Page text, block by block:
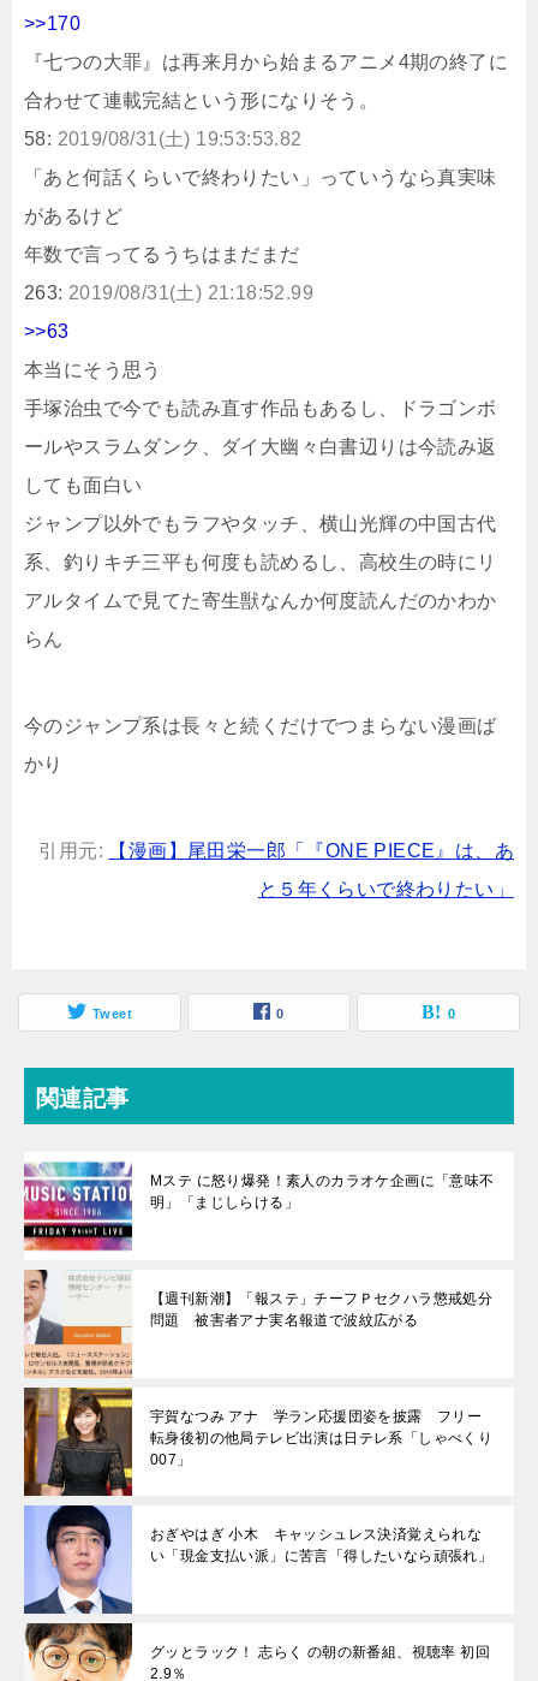
>>170
『七つの大罪』は再来月から始まるアニメ4期の終了に
合わせて連載完結という形になりそう。
58: 2019/08/31(土) 19:53:53.82
「あと何話くらいで終わりたい」っていうなら真実味
があるけど
年数で言ってるうちはまだまだ
263: 2019/08/31(土) 21:18:52.99
>>63
本当にそう思う
手塚治虫で今でも読み直す作品もあるし、ドラゴンボ
ールやスラムダンク、ダイ大幽々白書辺りは今読み返
しても面白い
ジャンプ以外でもラフやタッチ、横山光輝の中国古代
系、釣りキチ三平も何度も読めるし、高校生の時にリ
アルタイムで見てた寄生獣なんか何度読んだのかわか
らん
今のジャンプ系は長々と続くだけでつまらない漫画ば
かり
引用元:
【漫画】尾田栄一郎「『ONE PIECE』は、あ
と５年くらいで終わりたい」
Tweet 0 0
関連記事
Mステ に怒り爆発！素人のカラオケ企画に「意味不
明」「まじしらける」
【週刊新潮】「報ステ」チーフＰセクハラ懲戒処分
問題 被害者アナ実名報道で波紋広がる
宇賀なつみ アナ 学ラン応援団姿を披露 フリー
転身後初の他局テレビ出演は日テレ系「しゃべくり
007」
おぎやはぎ 小木 キャッシュレス決済覚えられな
い「現金支払い派」に苦言「得したいなら頑張れ」
グッとラック！ 志らく の朝の新番組、視聴率 初回
2.9％